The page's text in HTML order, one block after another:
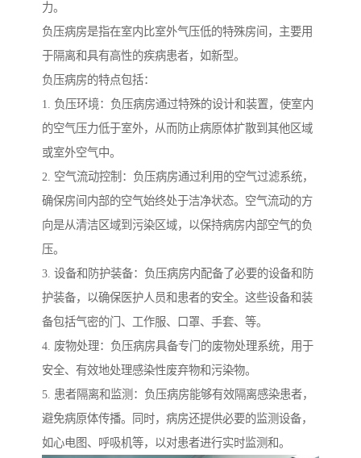
力。
负压病房是指在室内比室外气压低的特殊房间，主要用
于隔离和具有高性的疾病患者，如新型。
负压病房的特点包括：
1. 负压环境：负压病房通过特殊的设计和装置，使室内
的空气压力低于室外，从而防止病原体扩散到其他区域
或室外空气中。
2. 空气流动控制：负压病房通过利用的空气过滤系统，
确保房间内部的空气始终处于洁净状态。空气流动的方
向是从清洁区域到污染区域，以保持病房内部空气的负
压。
3. 设备和防护装备：负压病房内配备了必要的设备和防
护装备，以确保医护人员和患者的安全。这些设备和装
备包括气密的门、工作服、口罩、手套、等。
4. 废物处理：负压病房具备专门的废物处理系统，用于
安全、有效地处理感染性废弃物和污染物。
5. 患者隔离和监测：负压病房能够有效隔离感染患者，
避免病原体传播。同时，病房还提供必要的监测设备，
如心电图、呼吸机等，以对患者进行实时监测和。